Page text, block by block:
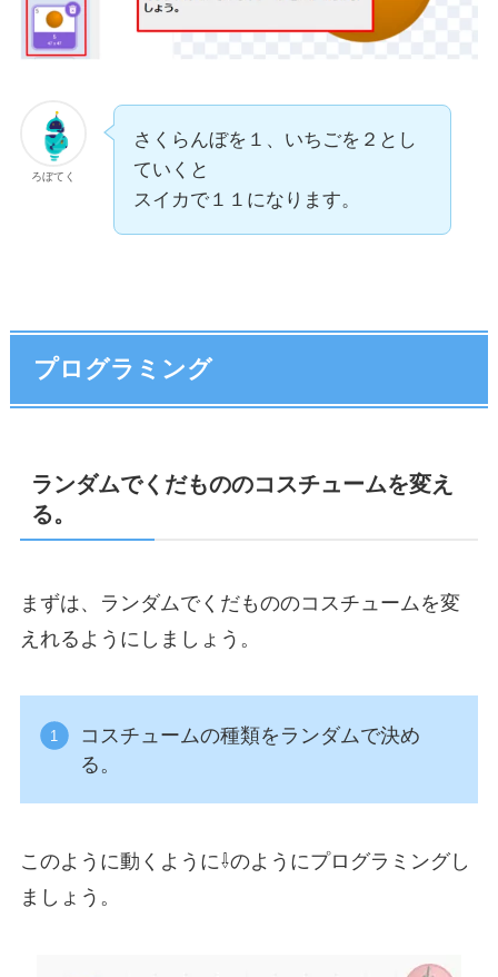
ろぼてく
さくらんぼを１、いちごを２とし
ていくと
スイカで１１になります。
プログラミング
ランダムでくだもののコスチュームを変え
る。
まずは、ランダムでくだもののコスチュームを変
えれるようにしましょう。
コスチュームの種類をランダムで決め
る。
このように動くように⇩のようにプログラミングし
ましょう。